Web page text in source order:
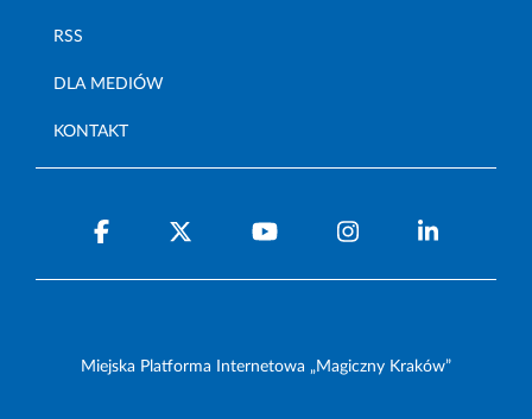
RSS
DLA MEDIÓW
KONTAKT
Miejska Platforma Internetowa „Magiczny Kraków”